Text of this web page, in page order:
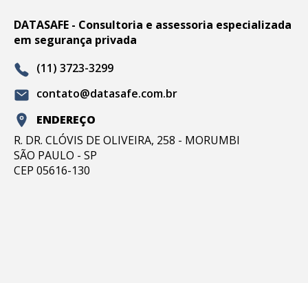
DATASAFE - Consultoria e assessoria especializada
em segurança privada
(11) 3723-3299
contato@datasafe.com.br
ENDEREÇO
R. DR. CLÓVIS DE OLIVEIRA, 258 - MORUMBI
SÃO PAULO - SP
CEP 05616-130